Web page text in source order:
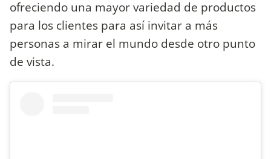
ofreciendo una mayor variedad de productos
para los clientes para así invitar a más
personas a mirar el mundo desde otro punto
de vista.